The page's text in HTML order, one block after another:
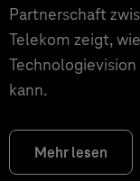
Partnerschaft
Telekom zeigt,
kann.
Mehr lesen